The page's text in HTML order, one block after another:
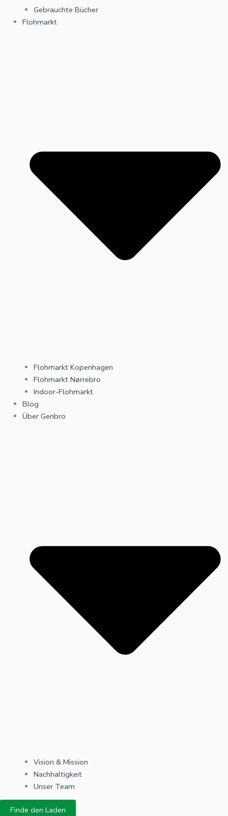
Gebrauchte Bücher
Flohmarkt
Flohmarkt Kopenhagen
Flohmarkt Nørrebro
Indoor-Flohmarkt
Blog
Über Genbro
Vision & Mission
Nachhaltigkeit
Unser Team
Finde den Laden